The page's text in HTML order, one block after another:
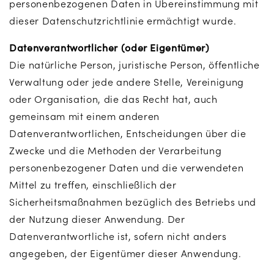
personenbezogenen Daten in Übereinstimmung mit
dieser Datenschutzrichtlinie ermächtigt wurde.
Datenverantwortlicher (oder Eigentümer)
Die natürliche Person, juristische Person, öffentliche
Verwaltung oder jede andere Stelle, Vereinigung
oder Organisation, die das Recht hat, auch
gemeinsam mit einem anderen
Datenverantwortlichen, Entscheidungen über die
Zwecke und die Methoden der Verarbeitung
personenbezogener Daten und die verwendeten
Mittel zu treffen, einschließlich der
Sicherheitsmaßnahmen bezüglich des Betriebs und
der Nutzung dieser Anwendung. Der
Datenverantwortliche ist, sofern nicht anders
angegeben, der Eigentümer dieser Anwendung.